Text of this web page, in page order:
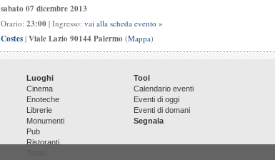
sabato 07 dicembre 2013
Orario: 23:00 | Ingresso: vai alla scheda evento »
Costes | Viale Lazio 90144 Palermo (Mappa)
Luoghi
Cinema
Enoteche
Librerie
Monumenti
Pub
Ristoranti
Tool
Calendario eventi
Eventi di oggi
Eventi di domani
Segnala